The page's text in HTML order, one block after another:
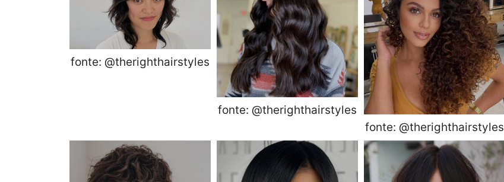
fonte: @therighthairstyles
fonte: @therighthairstyles
fonte: @therighthairstyles